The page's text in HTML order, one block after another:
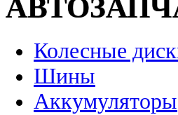
Колесные
Шины
Аккумуляторы